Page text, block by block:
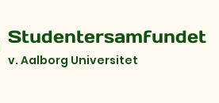
Studentersamfundet
v. Aalborg Universitet